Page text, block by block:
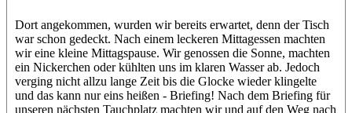
Dort angekommen, wurden wir bereits erwartet, denn der Tisch
war schon gedeckt. Nach einem leckeren Mittagessen machten
wir eine kleine Mittagspause. Wir genossen die Sonne, machten
ein Nickerchen oder kühlten uns im klaren Wasser ab. Jedoch
verging nicht allzu lange Zeit bis die Glocke wieder klingelte
und das kann nur eins heißen - Briefing! Nach dem Briefing für
unseren nächsten Tauchplatz machten wir und auf den Weg nach